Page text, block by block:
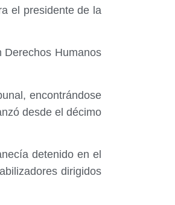
el presidente de la
Derechos Humanos
encontrándose
desde el décimo
detenido en el
dirigidos